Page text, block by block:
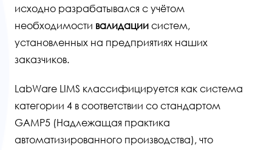
исходно разрабатывался с учётом
необходимости валидации систем,
установленных на предприятиях наших
заказчиков.
LabWare LIMS классифицируется как система
категории 4 в соответствии со стандартом
GAMP5 (Надлежащая практика
автоматизированного производства), что